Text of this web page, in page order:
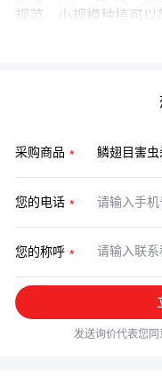
规范。小规模种植可
采购商品
您的电话
您的称呼
发送询价代表您同